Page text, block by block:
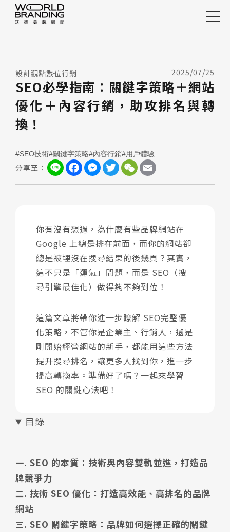
行銷案例
服務項目
設計觀點
關於沃德
加入沃德
線上諮詢 表單快速諮詢
設計觀點數位行銷 2025/07/25
SEO必學指南：關鍵字策略＋網站
優化＋內容行銷，助攻排名與轉
換！
#SEO技術#關鍵字策略#內容行銷#用戶體驗
分享至： Line FacebookMessenger
TwitterWeChat
你有沒有想過，為什麼有些品牌網站在
Google 上總是排在前面，而你的網站卻
總是被埋沒在搜尋結果的後幾頁？其實，
這不只是「運氣」問題，而是 SEO（搜
尋引擎最佳化）做得夠不夠到位！
這篇文章將帶你進一步瞭解 SEO完整優
化策略，不管你是企業主、行銷人，還是
剛開始經營網站的新手，都能用這些方法
提升搜尋排名，讓更多人找到你，進一步
提高轉換率。準備好了嗎？一起來學習
SEO 的關鍵心法吧！
目錄
SEO 的本質：技術與內容雙軌並進，打造品
牌競爭力
技術 SEO 優化：打造高效能、高排名的品牌
網站
SEO 關鍵字策略：品牌如何選擇正確的關鍵